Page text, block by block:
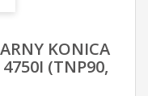
KONICA
(TNP90,